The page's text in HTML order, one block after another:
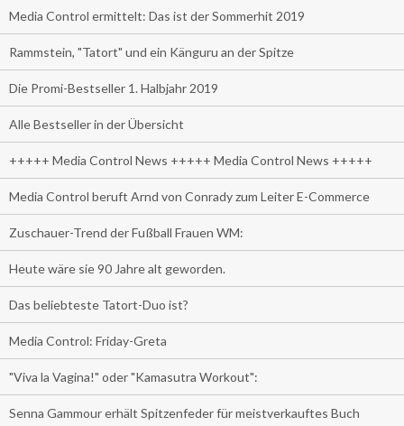
Media Control ermittelt: Das ist der Sommerhit 2019
Rammstein, "Tatort" und ein Känguru an der Spitze
Die Promi-Bestseller 1. Halbjahr 2019
Alle Bestseller in der Übersicht
+++++ Media Control News +++++ Media Control News +++++
Media Control beruft Arnd von Conrady zum Leiter E-Commerce
Zuschauer-Trend der Fußball Frauen WM:
Heute wäre sie 90 Jahre alt geworden.
Das beliebteste Tatort-Duo ist?
Media Control: Friday-Greta
"Viva la Vagina!" oder "Kamasutra Workout":
Senna Gammour erhält Spitzenfeder für meistverkauftes Buch